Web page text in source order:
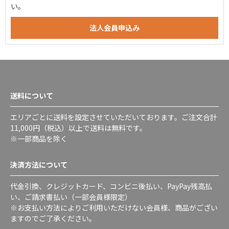
い。
送料について
エリアごとに送料を設定させていただいております。ご注文合計
11,000円（税込）以上で送料は無料です。
※一部商品を除く
決済方法について
代金引換、クレジットカード、コンビニ後払い、PayPay残高払
い、ご請求書払い（一部会員様限定）
※お支払い方法によりご利用いただけない会員様、商品がござい
ますのでご了承ください。